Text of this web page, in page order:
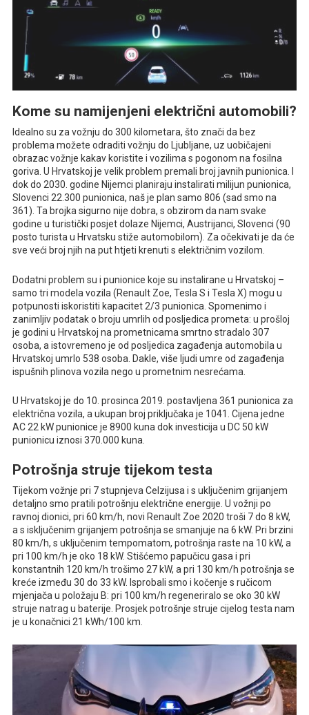
Kome su namijenjeni električni automobili?
Idealno su za vožnju do 300 kilometara, što znači da bez
problema možete odraditi vožnju do Ljubljane, uz uobičajeni
obrazac vožnje kakav koristite i vozilima s pogonom na fosilna
goriva. U Hrvatskoj je velik problem premali broj javnih punionica. I
dok do 2030. godine Nijemci planiraju instalirati milijun punionica,
Slovenci 22.300 punionica, naš je plan samo 806 (sad smo na
361). Ta brojka sigurno nije dobra, s obzirom da nam svake
godine u turistički posjet dolaze Nijemci, Austrijanci, Slovenci (90
posto turista u Hrvatsku stiže automobilom). Za očekivati je da će
sve veći broj njih na put htjeti krenuti s električnim vozilom.
Dodatni problem su i punionice koje su instalirane u Hrvatskoj –
samo tri modela vozila (Renault Zoe, Tesla S i Tesla X) mogu u
potpunosti iskoristiti kapacitet 2/3 punionica. Spomenimo i
zanimljiv podatak o broju umrlih od posljedica prometa: u prošloj
je godini u Hrvatskoj na prometnicama smrtno stradalo 307
osoba, a istovremeno je od posljedica zagađenja automobila u
Hrvatskoj umrlo 538 osoba. Dakle, više ljudi umre od zagađenja
ispušnih plinova vozila nego u prometnim nesrećama.
U Hrvatskoj je do 10. prosinca 2019. postavljena 361 punionica za
električna vozila, a ukupan broj priključaka je 1041. Cijena jedne
AC 22 kW punionice je 8900 kuna dok investicija u DC 50 kW
punionicu iznosi 370.000 kuna.
Potrošnja struje tijekom testa
Tijekom vožnje pri 7 stupnjeva Celzijusa i s uključenim grijanjem
detaljno smo pratili potrošnju električne energije. U vožnji po
ravnoj dionici, pri 60 km/h, novi Renault Zoe 2020 troši 7 do 8 kW,
a s isključenim grijanjem potrošnja se smanjuje na 6 kW. Pri brzini
80 km/h, s uključenim tempomatom, potrošnja raste na 10 kW, a
pri 100 km/h je oko 18 kW. Stišćemo papučicu gasa i pri
konstantnih 120 km/h trošimo 27 kW, a pri 130 km/h potrošnja se
kreće između 30 do 33 kW. Isprobali smo i kočenje s ručicom
mjenjača u položaju B: pri 100 km/h regeneriralo se oko 30 kW
struje natrag u baterije. Prosjek potrošnje struje cijelog testa nam
je u konačnici 21 kWh/100 km.